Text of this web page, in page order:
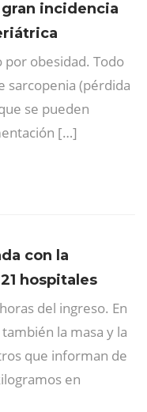
incidencia
obesidad. Todo
sarcopenia (pérdida
se pueden
[…]
con la
hospitales
del ingreso. En
la masa y la
que informan de
en